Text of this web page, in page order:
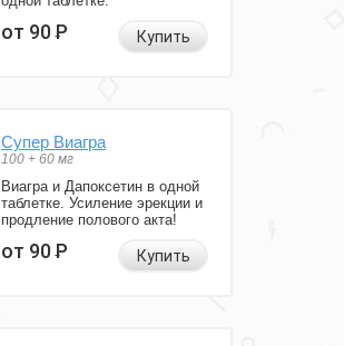
от 90Р Купить
Супер Виагра
100 + 60 мг
Виагра и Дапоксетин в одной
таблетке. Усиление эрекции и
продление полового акта!
от 90Р Купить